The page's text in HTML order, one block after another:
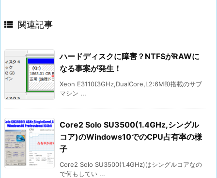
 関連記事
ハードディスクに障害？NTFSがRAWに
なる事案が発生！
Xeon E3110(3GHz,DualCore,L2:6MB)搭載のサブ
マシン ...
Core2 Solo SU3500(1.4GHz,シングル
コア)のWindows10でのCPU占有率の様
子
Core2 Solo SU3500(1.4GHz)はシングルコアなの
で何もしてい ...